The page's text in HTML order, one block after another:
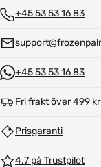
+45 53 53 16 83
+45 53 53 16 83
Fri frakt över 499 kr
Prisgaranti
4.7 på Trustpilot